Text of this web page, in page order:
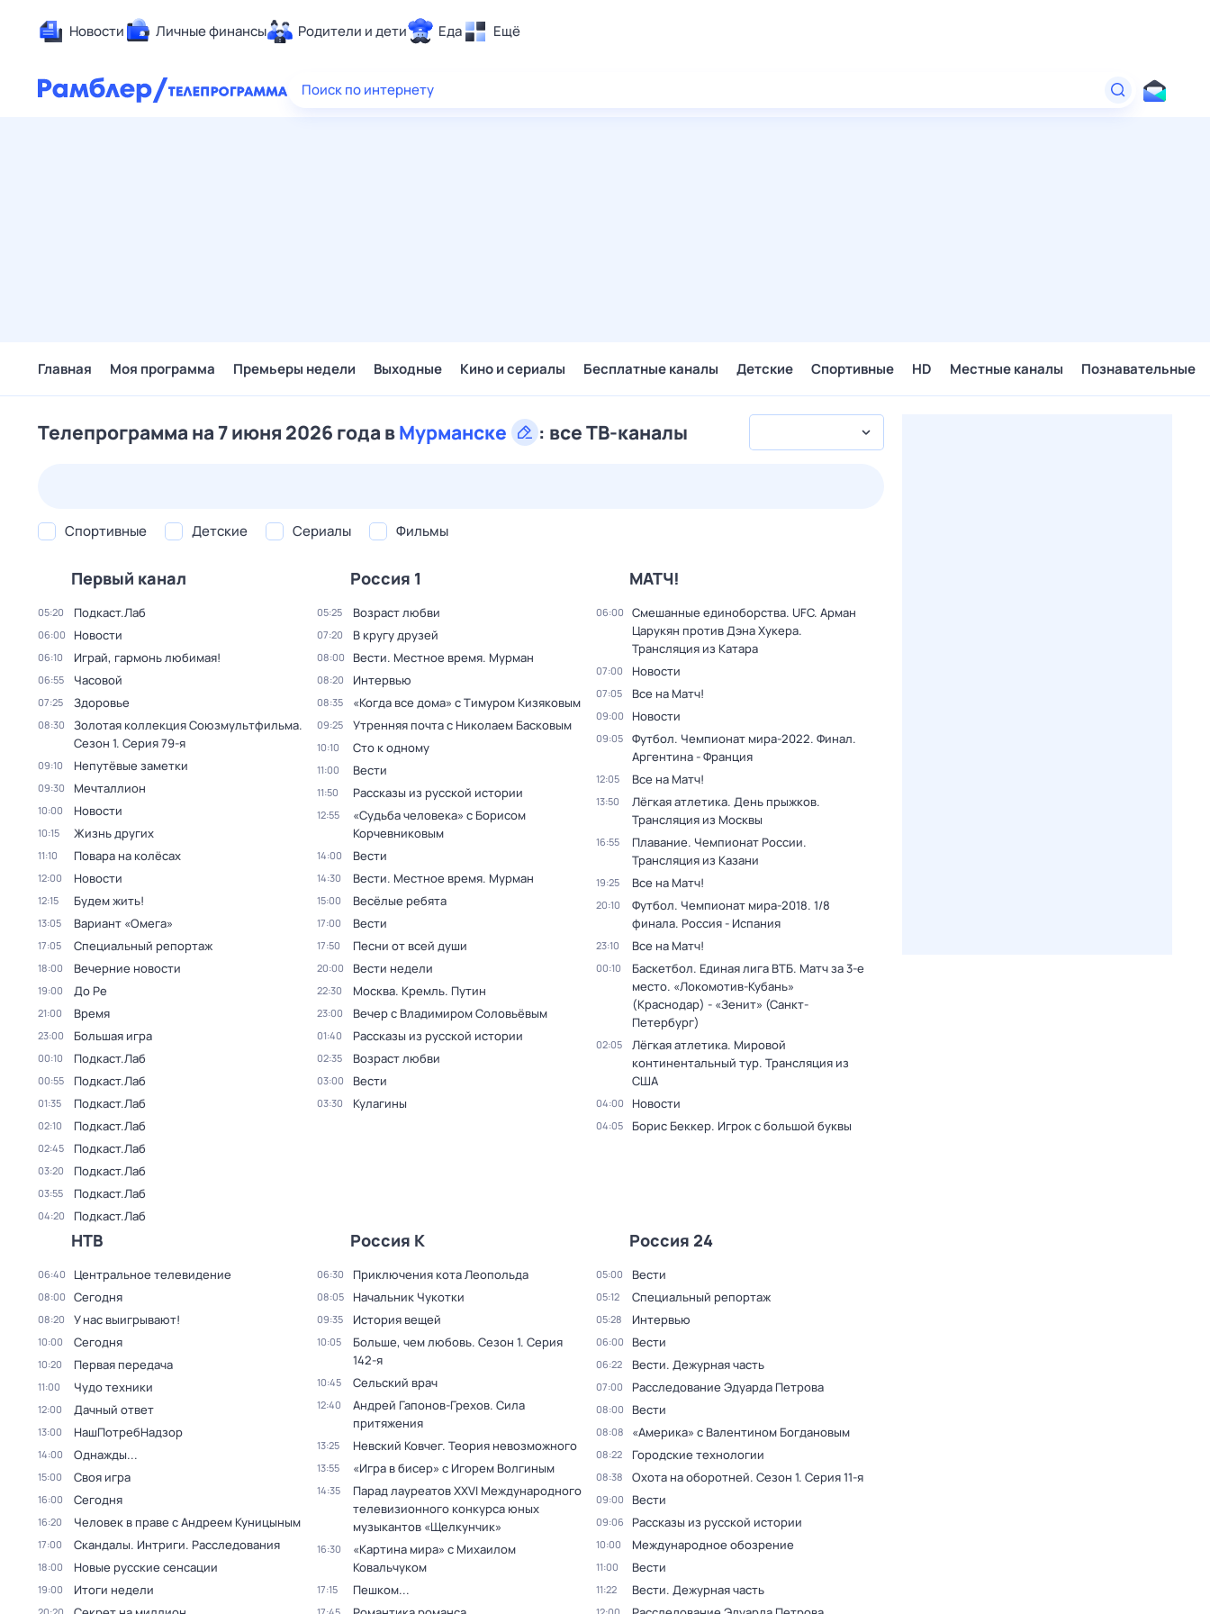
Новости Личные финансы Родители и дети Еда Ещё
Здоровье
Поиск по интернету
Главная Моя программа Премьеры недели Выходные Кино и сериалы Бесплатные каналы Детские Спортивные HD Местные каналы Познавательные
Телепрограмма на 7 июня 2026 года вМурманске : все ТВ-каналы
Спортивные Детские Сериалы Фильмы
Первый канал
05:20 Подкаст.Лаб
06:00 Новости
06:10 Играй, гармонь любимая!
06:55 Часовой
07:25 Здоровье
08:30 Золотая коллекция Союзмультфильма.
Сезон 1. Серия 79-я
09:10 Непутёвые заметки
09:30 Мечталлион
10:00 Новости
10:15 Жизнь других
11:10 Повара на колёсах
12:00 Новости
12:15 Будем жить!
13:05 Вариант «Омега»
17:05 Специальный репортаж
18:00 Вечерние новости
19:00 До Ре
21:00 Время
23:00 Большая игра
00:10 Подкаст.Лаб
00:55 Подкаст.Лаб
01:35 Подкаст.Лаб
02:10 Подкаст.Лаб
02:45 Подкаст.Лаб
03:20 Подкаст.Лаб
03:55 Подкаст.Лаб
04:20 Подкаст.Лаб
Россия 1
05:25 Возраст любви
07:20 В кругу друзей
08:00 Вести. Местное время. Мурман
08:20 Интервью
08:35 «Когда все дома» с Тимуром Кизяковым
09:25 Утренняя почта с Николаем Басковым
10:10 Сто к одному
11:00 Вести
11:50 Рассказы из русской истории
12:55
«Судьба человека» с Борисом
Корчевниковым
14:00 Вести
14:30 Вести. Местное время. Мурман
15:00 Весёлые ребята
17:00 Вести
17:50 Песни от всей души
20:00 Вести недели
22:30 Москва. Кремль. Путин
23:00 Вечер с Владимиром Соловьёвым
01:40 Рассказы из русской истории
02:35 Возраст любви
03:00 Вести
03:30 Кулагины
МАТЧ!
06:00
Смешанные единоборства. UFC. Арман
Царукян против Дэна Хукера.
Трансляция из Катара
07:00 Новости
07:05 Все на Матч!
09:00 Новости
09:05
Футбол. Чемпионат мира-2022. Финал.
Аргентина - Франция
12:05 Все на Матч!
13:50
Лёгкая атлетика. День прыжков.
Трансляция из Москвы
16:55
Плавание. Чемпионат России.
Трансляция из Казани
19:25 Все на Матч!
20:10
Футбол. Чемпионат мира-2018. 1/8
финала. Россия - Испания
23:10 Все на Матч!
00:10
Баскетбол. Единая лига ВТБ. Матч за 3-е
место. «Локомотив-Кубань»
(Краснодар) - «Зенит» (Санкт-
Петербург)
02:05
Лёгкая атлетика. Мировой
континентальный тур. Трансляция из
США
04:00 Новости
04:05 Борис Беккер. Игрок с большой буквы
НТВ
06:40 Центральное телевидение
08:00 Сегодня
08:20 У нас выигрывают!
10:00 Сегодня
10:20 Первая передача
11:00 Чудо техники
12:00 Дачный ответ
13:00 НашПотребНадзор
14:00 Однажды...
15:00 Своя игра
16:00 Сегодня
16:20 Человек в праве с Андреем Куницыным
17:00 Скандалы. Интриги. Расследования
18:00 Новые русские сенсации
19:00 Итоги недели
Россия К
06:30 Приключения кота Леопольда
08:05 Начальник Чукотки
09:35 История вещей
10:05 Больше, чем любовь. Сезон 1. Серия
142-я
10:45 Сельский врач
12:40
Андрей Гапонов-Грехов. Сила
притяжения
13:25 Невский Ковчег. Теория невозможного
13:55 «Игра в бисер» с Игорем Волгиным
14:35
Парад лауреатов XXVI Международного
телевизионного конкурса юных
музыкантов «Щелкунчик»
16:30
«Картина мира» с Михаилом
Ковальчуком
17:15 Пешком...
Россия 24
05:00 Вести
05:12 Специальный репортаж
05:28 Интервью
06:00 Вести
06:22 Вести. Дежурная часть
07:00 Расследование Эдуарда Петрова
08:00 Вести
08:08 «Америка» с Валентином Богдановым
08:22 Городские технологии
08:38 Охота на оборотней. Сезон 1. Серия 11-я
09:00 Вести
09:06 Рассказы из русской истории
10:00 Международное обозрение
11:00 Вести
11:22 Вести. Дежурная часть